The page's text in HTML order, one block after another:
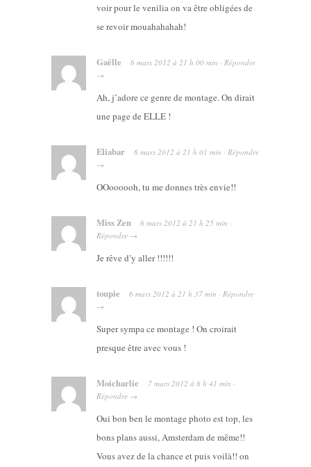
voir pour le venilia on va être obligées de
se revoir mouahahahah!
Gaëlle 6 mars 2012 à 21 h 00 min · Répondre
→
Ah, j’adore ce genre de montage. On dirait
une page de ELLE !
Eliabar 6 mars 2012 à 21 h 01 min · Répondre
→
OOoooooh, tu me donnes très envie!!
Miss Zen 6 mars 2012 à 21 h 25 min ·
Répondre →
Je rêve d’y aller !!!!!!
toupie 6 mars 2012 à 21 h 37 min · Répondre
→
Super sympa ce montage ! On croirait
presque être avec vous !
Moicharlie 7 mars 2012 à 8 h 41 min ·
Répondre →
Oui bon ben le montage photo est top, les
bons plans aussi, Amsterdam de même!!
Vous avez de la chance et puis voilà!! on